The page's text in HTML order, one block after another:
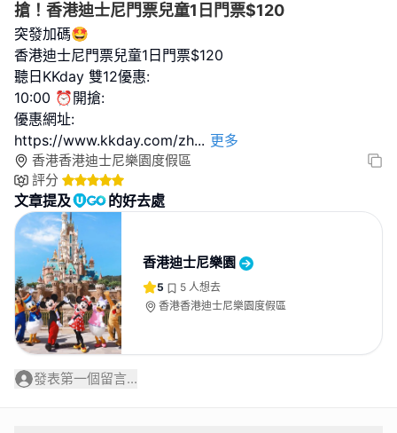
搶！香港迪士尼門票兒童1日門票$120
突發加碼🤩
香港迪士尼門票兒童1日門票$120
聽日KKday 雙12優惠:
10:00 ⏰開搶:
優惠網址:
https://www.kkday.com/zh... 更多
香港香港迪士尼樂園度假區
評分
文章提及 的好去處
香港迪士尼樂園
5 5 人想去
香港香港迪士尼樂園度假區
發表第一個留言...